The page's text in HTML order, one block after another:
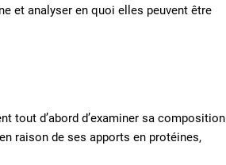
et analyser en quoi elles peuvent être
tout d’abord d’examiner sa composition
en raison de ses apports en protéines,